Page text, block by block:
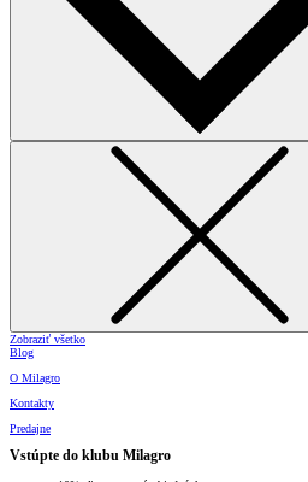
Zobraziť všetko
Blog
O Milagro
Kontakty
Predajne
Vstúpte do klubu Milagro